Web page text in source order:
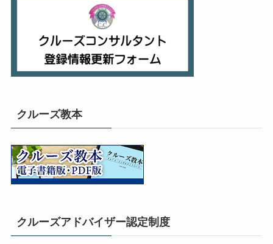
クルーズ教本
クルーズアドバイザー認定制度